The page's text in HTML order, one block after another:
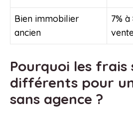
Bien immobilier
ancien
7%
Pourquoi les frais
différents pour
sans agence ?